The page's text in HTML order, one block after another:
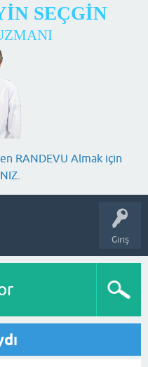
SEÇGİN
RANDEVU Almak için
Giriş